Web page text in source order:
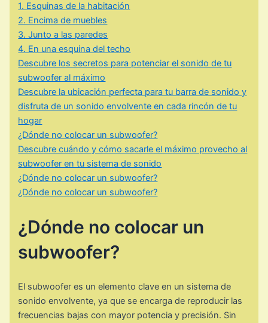
1. Esquinas de la habitación
2. Encima de muebles
3. Junto a las paredes
4. En una esquina del techo
Descubre los secretos para potenciar el sonido de tu
subwoofer al máximo
Descubre la ubicación perfecta para tu barra de sonido y
disfruta de un sonido envolvente en cada rincón de tu
hogar
¿Dónde no colocar un subwoofer?
Descubre cuándo y cómo sacarle el máximo provecho al
subwoofer en tu sistema de sonido
¿Dónde no colocar un subwoofer?
¿Dónde no colocar un subwoofer?
¿Dónde no colocar un
subwoofer?
El subwoofer es un elemento clave en un sistema de
sonido envolvente, ya que se encarga de reproducir las
frecuencias bajas con mayor potencia y precisión. Sin